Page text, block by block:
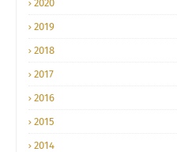
2020
2019
2018
2017
2016
2015
2014